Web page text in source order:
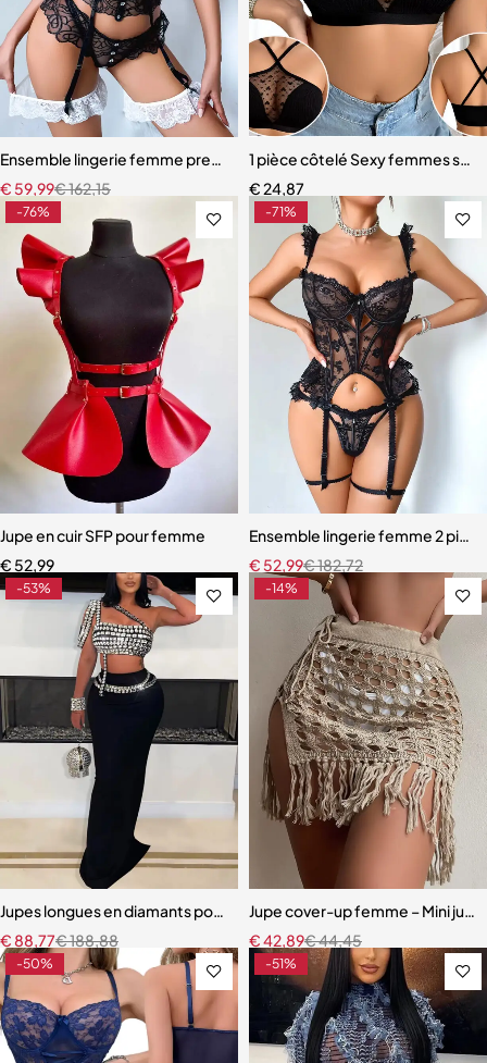
Ensemble lingerie femme premium – Broderie artisanale, strass et
€162,15
€ 59,99
1 pièce côtelé Sexy femmes
€24,87
-76%
Jupe en cuir SFP pour femme
€ 52,99
-71%
Ensemble lingerie femme 2
€182,72
€ 52,99
-53%
Jupes longues en diamants pour femmes, tenue de club de soirée, 2
€188,88
€ 88,77
-14%
Jupe cover-up femme – Mini
€44,45
€42,89
-50% -51%